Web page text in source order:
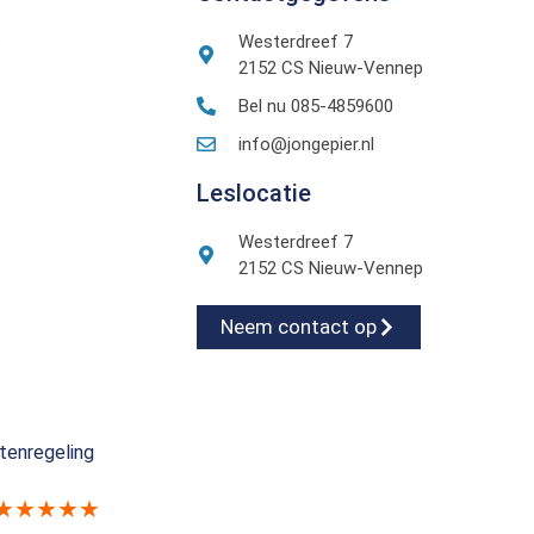
Westerdreef 7
2152 CS Nieuw-Vennep
Bel nu 085-4859600
info@jongepier.nl
Leslocatie
Westerdreef 7
2152 CS Nieuw-Vennep
Neem contact op